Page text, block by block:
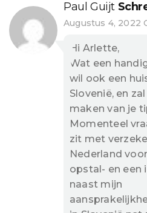
Paul Guijt
Augustus 4, 2022
Hi Arlette,
Wat een
wil ook een
Slovenië, en
maken van je
Momenteel
zit met
Nederland
opstal- en een
naast mijn